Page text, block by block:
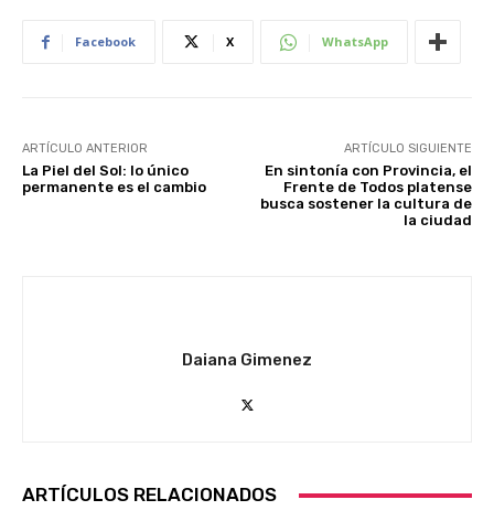
Facebook X WhatsApp
ARTÍCULO ANTERIOR
La Piel del Sol: lo único
permanente es el cambio
ARTÍCULO SIGUIENTE
En sintonía con Provincia, el
Frente de Todos platense
busca sostener la cultura de
la ciudad
Daiana Gimenez
ARTÍCULOS RELACIONADOS